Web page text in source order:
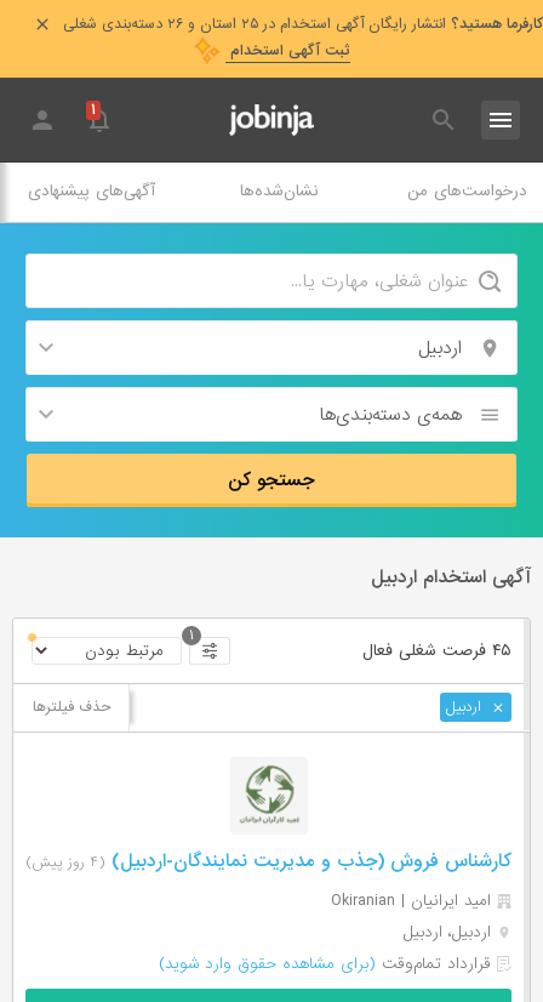
کارفرما هستید؟ انتشار رایگان آگهی استخدام در ۲۵ استان و ۲۶ دسته‌بندی شغلی
ثبت آگهی استخدام
۱
درخواست‌های من نشان‌شده‌ها آگهی‌های پیشنهادی
اردبیل
همه‌ی دسته‌بندی‌ها
جستجو کن
آگهی استخدام اردبیل
۴۵ فرصت ‌شغلی فعال
۱
اردبیل حذف فیلترها
کارشناس فروش (جذب و مدیریت نمایندگان-اردبیل) (۴ روز پیش)
امید ایرانیان | Okiranian
اردبیل، اردبیل
قرارداد تمام‌وقت (برای مشاهده حقوق وارد شوید)